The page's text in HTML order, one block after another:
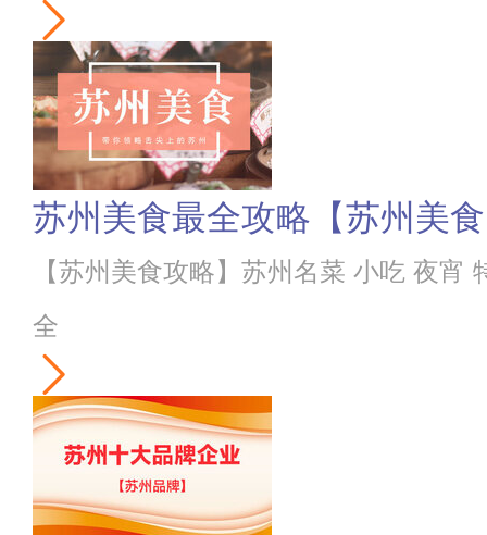
苏州美食最全攻略【苏州美
【苏州美食攻略】苏州名菜 小吃 夜宵
全